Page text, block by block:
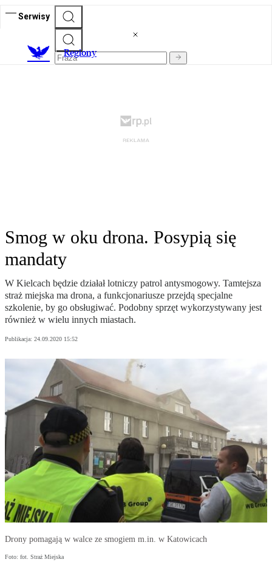
Serwisy
Regiony
Smog w oku drona. Posypią się
mandaty
W Kielcach będzie działał lotniczy patrol antysmogowy. Tamtejsza
straż miejska ma drona, a funkcjonariusze przejdą specjalne
szkolenie, by go obsługiwać. Podobny sprzęt wykorzystywany jest
również w wielu innych miastach.
Publikacja: 24.09.2020 15:52
Drony pomagają w walce ze smogiem m.in. w Katowicach
Foto: fot. Straż Miejska